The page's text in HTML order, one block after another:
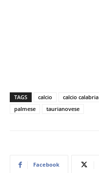
TAGS calcio calcio calabria
palmese
taurianovese
Facebook